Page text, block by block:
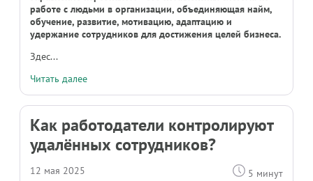
работе с людьми в организации, объединяющая найм,
обучение, развитие, мотивацию, адаптацию и
удержание сотрудников для достижения целей бизнеса.
Здес...
Читать далее
Как работодатели контролируют
удалённых сотрудников?
12 мая 2025 5 минут